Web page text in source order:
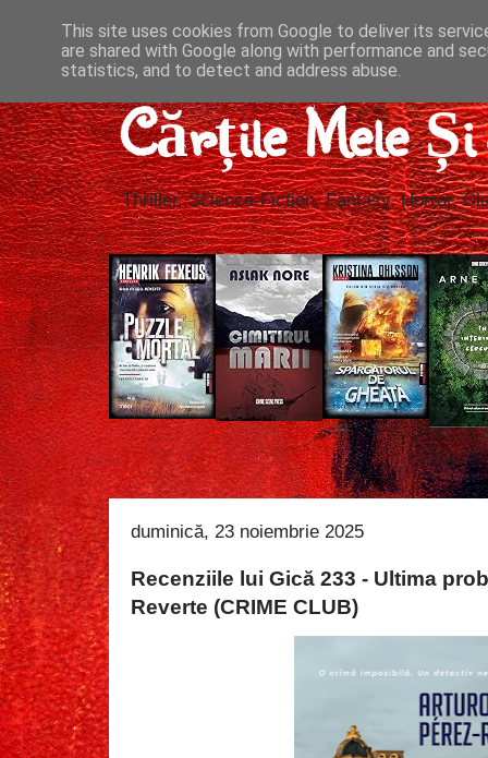
Cărțile Mele
Thriller, Science-Fiction, Fantasy, Horror,
duminică, 23 noiembrie 2025
Recenziile lui Gică 233 - Ultima
Reverte (CRIME CLUB)
This site uses cookies from Google to deliver its
are shared with Google along with performance and
statistics, and to detect and address abuse.